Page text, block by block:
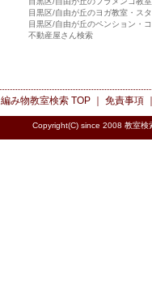
目黒区/自由が丘のヨガ教室・ス
目黒区/自由が丘のペンション・
不動産屋さん検索
編み物教室検索TOP ｜ 免責事項
Copyright(C) since 2008 教室検